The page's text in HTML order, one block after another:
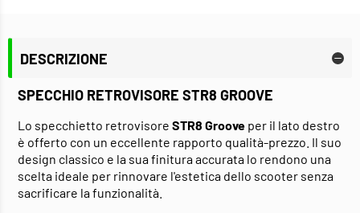
DESCRIZIONE
SPECCHIO RETROVISORE STR8 GROOVE
Lo specchietto retrovisore STR8 Groove per il lato destro
è offerto con un eccellente rapporto qualità-prezzo. Il suo
design classico e la sua finitura accurata lo rendono una
scelta ideale per rinnovare l'estetica dello scooter senza
sacrificare la funzionalità.